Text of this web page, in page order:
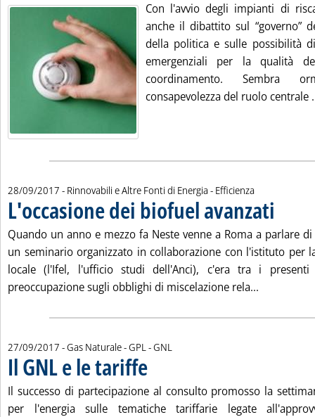
Con l'avvio degli impianti di
anche il dibattito sul “governo”
della politica e sulle possibilità
emergenziali per la qualità
coordinamento. Sembra
consapevolezza del ruolo centrale
28/09/2017 - Rinnovabili e Altre Fonti di Energia - Efficienza
L'occasione dei biofuel avanzati
Quando un anno e mezzo fa Neste venne a Roma a parlare
un seminario organizzato in collaborazione con l'istituto per
locale (l'Ifel, l'ufficio studi dell'Anci), c'era tra i
preoccupazione sugli obblighi di miscelazione rela...
27/09/2017 - Gas Naturale - GPL - GNL
Il GNL e le tariffe
Il successo di partecipazione al consulto promosso la
per l'energia sulle tematiche tariffarie legate